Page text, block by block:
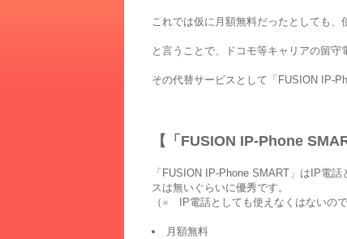
これでは仮に月額無料だったとしても、
と言うことで、ドコモ等キャリアの留守
その代替サービスとして「FUSION IP-
【「FUSION IP-Phone
「FUSION IP-Phone SMART」はIP電
スは無いぐらいに優秀です。
（※ IP電話としても使えなくはないの
月額無料